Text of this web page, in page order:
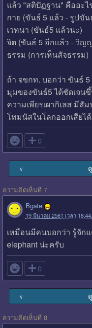
แล้ว "สติปัฏฐาน" คืออะไ
กาย (ขันธ์ 5 แล้ว - รูปขัน
เวทนา (ขันธ์5 แล้วนะ)
จิต (ขันธ์ 5 อีกแล้ว - วิญ
ธรรม (การเห็นสัจธรรม)
ถ้า จขกท. บอกว่า ขันธ์ 5
มุมของขันธ์5 ได้ชัดเจน
ความเพียรเผากิเลส มี
โทมนัสในโลกออกเสียไ
 0
∨
ความคิดเห็นที่ 7
Bgate
19 มีนาคม 2561 เวลา
เหมือนมีคนบอกว่า รู้จัก
elephant น่ะครับ
 0
∨
ความคิดเห็นที่ 8